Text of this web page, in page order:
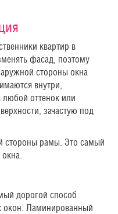
квартир в
фасад, поэтому
стороны окна
внутри,
оттенок или
зачастую под
стороны рамы. Это самый
дорогой способ
окон. Ламинированный